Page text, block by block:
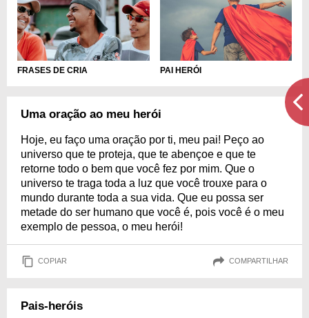
FRASES DE CRIA PAI HERÓI
Uma oração ao meu herói
Hoje, eu faço uma oração por ti, meu pai! Peço ao
universo que te proteja, que te abençoe e que te
retorne todo o bem que você fez por mim. Que o
universo te traga toda a luz que você trouxe para o
mundo durante toda a sua vida. Que eu possa ser
metade do ser humano que você é, pois você é o meu
exemplo de pessoa, o meu herói!
COPIAR COMPARTILHAR
Pais-heróis